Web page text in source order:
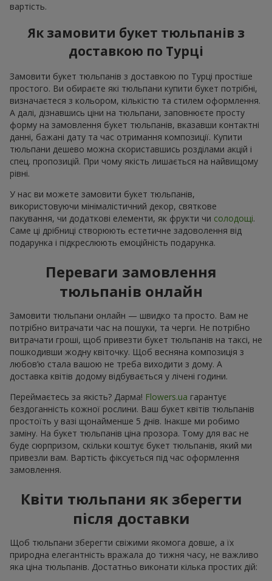
вартість.
Як замовити букет тюльпанів з
доставкою по Турці
Замовити букет тюльпанів з доставкою по Турці простіше
простого. Ви обираєте які тюльпани купити букет потрібні,
визначаєтеся з кольором, кількістю та стилем оформлення.
А далі, дізнавшись ціни на тюльпани, заповнюєте просту
форму на замовлення букет тюльпанів, вказавши контактні
данні, бажані дату та час отримання композиції. Купити
тюльпани дешево можна скориставшись розділами акцій і
спец. пропозицій. При чому якість лишається на найвищому
рівні.
У нас ви можете замовити букет тюльпанів,
використовуючи мінімалістичний декор, святкове
пакування, чи додаткові елементи, як фрукти чи солодощі.
Саме ці дрібниці створюють естетичне задоволення від
подарунка і підкреслюють емоційність подарунка.
Переваги замовлення
тюльпанів онлайн
Замовити тюльпани онлайн — швидко та просто. Вам не
потрібно витрачати час на пошуки, та черги. Не потрібно
витрачати гроші, щоб привезти букет тюльпанів на таксі, не
пошкодивши жодну квіточку. Щоб весняна композиція з
любов’ю стала вашою не треба виходити з дому. А
доставка квітів додому відбувається у лічені години.
Переймаєтесь за якість? Дарма! Flowers.ua гарантує
бездоганність кожної рослини. Ваш букет квітів тюльпанів
простоїть у вазі щонайменше 5 днів. Інакше ми робимо
заміну. На букет тюльпанів ціна прозора. Тому для вас не
буде сюрпризом, скільки коштує букет тюльпанів, який ми
привезли вам. Вартість фіксується під час оформлення
замовлення.
Квіти тюльпани як зберегти
після доставки
Щоб тюльпани зберегти свіжими якомога довше, а їх
природна елегантність вражала до тижня часу, не важливо
яка ціна тюльпанів. Достатньо виконати кілька простих дій: